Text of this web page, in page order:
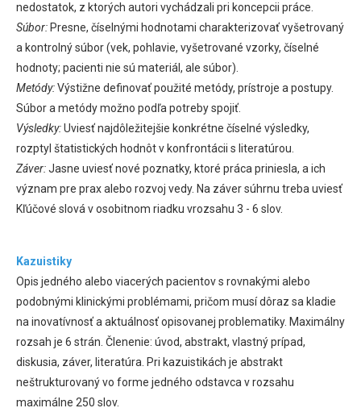
nedostatok, z ktorých autori vychádzali pri koncepcii práce.
Súbor: Presne, číselnými hodnotami charakterizovať vyšetrovaný
a kontrolný súbor (vek, pohlavie, vyšetrované vzorky, číselné
hodnoty; pacienti nie sú materiál, ale súbor).
Metódy:Výstižne definovať použité metódy, prístroje a postupy.
Súbor a metódy možno podľa potreby spojiť.
Výsledky:Uviesť najdôležitejšie konkrétne číselné výsledky,
rozptyl štatistických hodnôt v konfrontácii s literatúrou.
Záver:Jasne uviesť nové poznatky, ktoré práca priniesla, a ich
význam pre prax alebo rozvoj vedy. Na záver súhrnu treba uviesť
Kľúčové slová v osobitnom riadku vrozsahu 3 - 6 slov.
Kazuistiky
Opis jedného alebo viacerých pacientov s rovnakými alebo
podobnými klinickými problémami, pričom musí dôraz sa kladie
na inovatívnosť a aktuálnosť opisovanej problematiky. Maximálny
rozsah je 6 strán. Členenie: úvod, abstrakt, vlastný prípad,
diskusia, záver, literatúra. Pri kazuistikách je abstrakt
neštrukturovaný vo forme jedného odstavca v rozsahu
maximálne 250 slov.